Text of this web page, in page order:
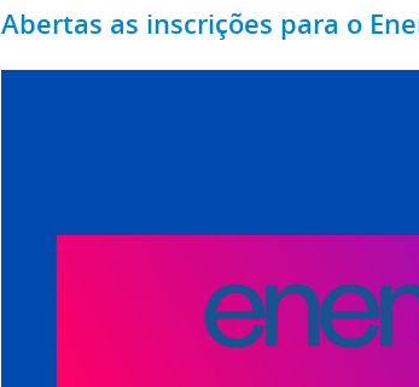
Abertas as inscrições para o